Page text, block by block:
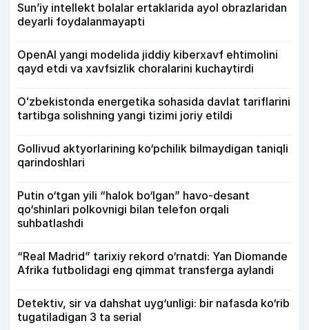
Sun’iy intellekt bolalar ertaklarida ayol obrazlaridan
deyarli foydalanmayapti
OpenAI yangi modelida jiddiy kiberxavf ehtimolini
qayd etdi va xavfsizlik choralarini kuchaytirdi
Oʻzbekistonda energetika sohasida davlat tariflarini
tartibga solishning yangi tizimi joriy etildi
Gollivud aktyorlarining ko‘pchilik bilmaydigan taniqli
qarindoshlari
Putin o‘tgan yili “halok bo‘lgan” havo-desant
qo‘shinlari polkovnigi bilan telefon orqali
suhbatlashdi
“Real Madrid” tarixiy rekord o‘rnatdi: Yan Diomande
Afrika futbolidagi eng qimmat transferga aylandi
Detektiv, sir va dahshat uyg‘unligi: bir nafasda ko‘rib
tugatiladigan 3 ta serial